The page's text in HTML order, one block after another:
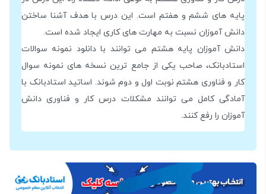
پایه های ششم و هفتم است. این درس با هدف آشنا ساختن
دانش آموزان نسبت به مهارت های کاری ایجاد شده است.
دانش آموزان پایه هشتم می توانند با دانلود نمونه سوالات
استادبانک، صاحب یکی از جامع ترین نسخه های نمونه سوال
کار و فناوری هشتم نوبت اول و دوم شوند. اساتید استادبانک با
آمادگی کامل می توانند مشکلات درس کار و فناوری دانش
آموزان را رفع کنند.